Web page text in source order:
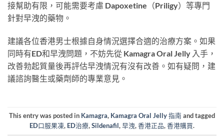
接幫助有限，可能需要考慮 Dapoxetine（Priligy）等專門
針對早洩的藥物。
建議各位香港男士根據自身情況選擇合適的治療方案。如果
同時有ED和早洩問題，不妨先從 Kamagra Oral Jelly 入手，
改善勃起質量後再評估早洩情況有沒有改善。如有疑問，建
議諮詢醫生或藥劑師的專業意見。
This entry was posted in Kamagra, Kamagra Oral Jelly 指南 and tagged
ED口服果凍, ED治療,Sildenafil,早洩,香港正品,香港購買.